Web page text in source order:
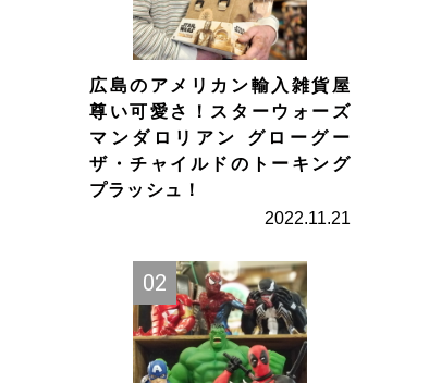
広島のアメリカン輸入雑貨屋
尊い可愛さ！スターウォーズ
マンダロリアン グローグー
ザ・チャイルドのトーキング
プラッシュ！
2022.11.21